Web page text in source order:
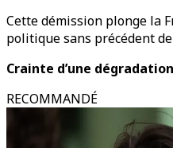
Cette démission plonge la
politique sans précédent
Crainte d’une
RECOMMANDÉ